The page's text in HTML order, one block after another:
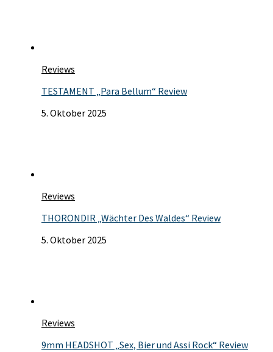
Reviews
TESTAMENT „Para Bellum“ Review
5. Oktober 2025
Reviews
THORONDIR „Wächter Des Waldes“ Review
5. Oktober 2025
Reviews
9mm HEADSHOT „Sex, Bier und Assi Rock“ Review